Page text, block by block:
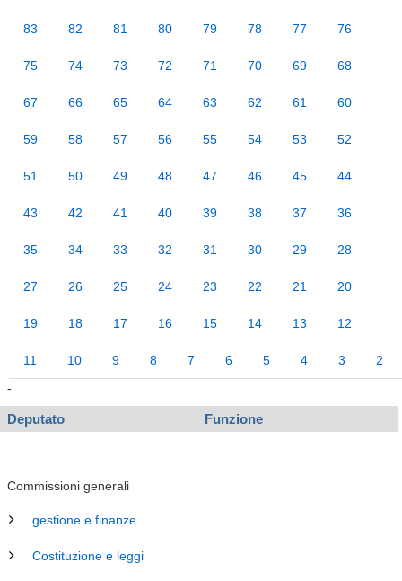
83 82 81 80 79 78 77 76
75 74 73 72 71 70 69 68
67 66 65 64 63 62 61 60
59 58 57 56 55 54 53 52
51 50 49 48 47 46 45 44
43 42 41 40 39 38 37 36
35 34 33 32 31 30 29 28
27 26 25 24 23 22 21 20
19 18 17 16 15 14 13 12
11 10 9 8 7 6 5 4 3
2
-
Deputato Funzione
Commissioni generali
gestione e finanze
Costituzione e leggi